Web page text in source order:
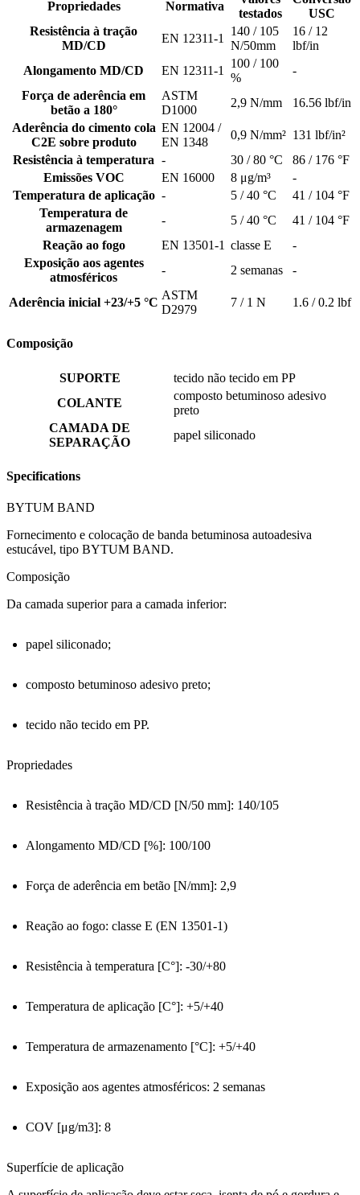
Propriedades Normativa
testados
USC
Resistência à tração
MD/CD
EN 12311-1
140 / 105
N/50mm
16 / 12
lbf/in
Alongamento MD/CD
EN 12311-1
100 / 100
%
-
Força de aderência em
betão a 180°
ASTM
D1000
2,9 N/mm
16.56 lbf/in
Aderência do cimento cola
C2E sobre produto
EN 12004 /
EN 1348
0,9 N/mm² 131 lbf/in²
Resistência à temperatura - 30 / 80 °C
86 / 176 °F
Emissões VOC
EN 16000 8 μg/m³
-
Temperatura de aplicação - 5 / 40 °C
41 / 104 °F
Temperatura de
armazenagem
- 5 / 40 °C
41 / 104 °F
Reação ao fogo
EN 13501-1 classe E
-
Exposição aos agentes
atmosféricos
- 2 semanas -
Aderência inicial +23/+5 °C
ASTM
D2979
7 / 1 N 1.6 / 0.2 lbf
Composição
SUPORTE
tecido não tecido em PP
COLANTE
composto betuminoso adesivo
preto
CAMADA DE
SEPARAÇÃO
papel siliconado
Specifications
BYTUM BAND
Fornecimento e colocação de banda betuminosa autoadesiva
estucável, tipo BYTUM BAND.
Composição
Da camada superior para a camada inferior:
papel siliconado;
composto betuminoso adesivo preto;
tecido não tecido em PP.
Propriedades
Resistência à tração MD/CD [N/50 mm]: 140/105
Alongamento MD/CD [%]: 100/100
Força de aderência em betão [N/mm]: 2,9
Reação ao fogo: classe E (EN 13501-1)
Resistência à temperatura [C°]: -30/+80
Temperatura de aplicação [C°]: +5/+40
Temperatura de armazenamento [°C]: +5/+40
Exposição aos agentes atmosféricos: 2 semanas
COV [μg/m3]: 8
Superfície de aplicação